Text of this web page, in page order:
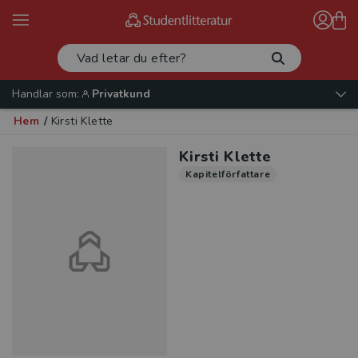
Handlar som:
Privatkund
Hem / Kirsti Klette
Kirsti Klette
Kapitelförfattare